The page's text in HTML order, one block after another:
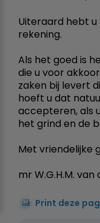
Uiteraard hebt
rekening.
Als het goed is
die u voor
zaken bij levert
hoeft u dat
accepteren, als
het grind en de
Met vriendelijke
mr W.G.H.M.
Print deze